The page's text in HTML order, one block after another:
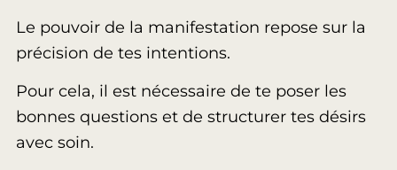
Le pouvoir de la manifestation repose sur la
précision de tes intentions.
Pour cela, il est nécessaire de te poser les
bonnes questions et de structurer tes désirs
avec soin.